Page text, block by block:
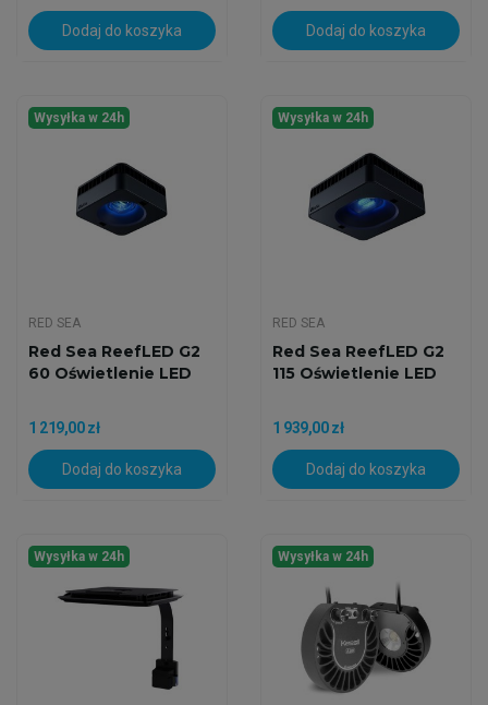
Dodaj do koszyka Dodaj do koszyka
Wysyłka w 24h
RED SEA
Red Sea ReefLED G2
60 Oświetlenie LED
1 219,00 zł
Dodaj do koszyka
Wysyłka w 24h
RED SEA
Red Sea ReefLED G2
115 Oświetlenie LED
1 939,00 zł
Dodaj do koszyka
Wysyłka w 24h Wysyłka w 24h